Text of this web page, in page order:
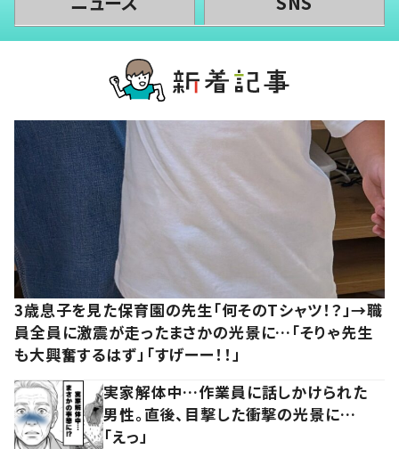
3歳息子を見た保育園の先生「何そのTシャツ！？」→職
員全員に激震が走ったまさかの光景に…「そりゃ先生
も大興奮するはず」「すげーー！！」
実家解体中…作業員に話しかけられた
男性。直後、目撃した衝撃の光景に…
「えっ」